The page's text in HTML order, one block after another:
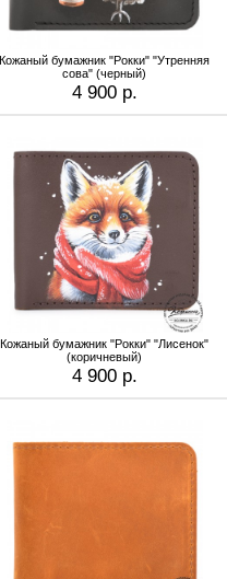
Кожаный бумажник "Рокки" "Утренняя
сова" (черный)
4 900 р.
Кожаный бумажник "Рокки" "Лисенок"
(коричневый)
4 900 р.